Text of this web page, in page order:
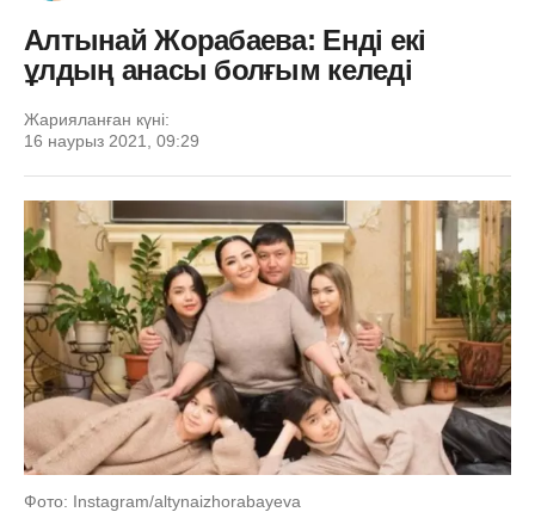
Алтынай Жорабаева: Енді екі
ұлдың анасы болғым келеді
Жарияланған күні:
16 наурыз 2021, 09:29
Фото: Instagram/altynaizhorabayeva